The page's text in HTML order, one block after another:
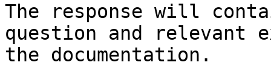
The response will
question and relevant
the documentation.